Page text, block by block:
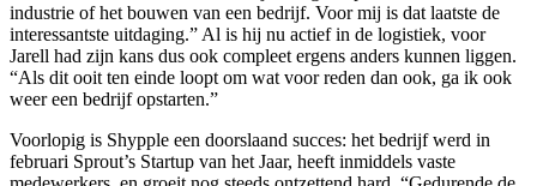
industrie of het bouwen van een bedrijf. Voor mij is dat laatste de
interessantste uitdaging.” Al is hij nu actief in de logistiek, voor
Jarell had zijn kans dus ook compleet ergens anders kunnen liggen.
“Als dit ooit ten einde loopt om wat voor reden dan ook, ga ik ook
weer een bedrijf opstarten.”
Voorlopig is Shypple een doorslaand succes: het bedrijf werd in
februari Sprout’s Startup van het Jaar, heeft inmiddels vaste